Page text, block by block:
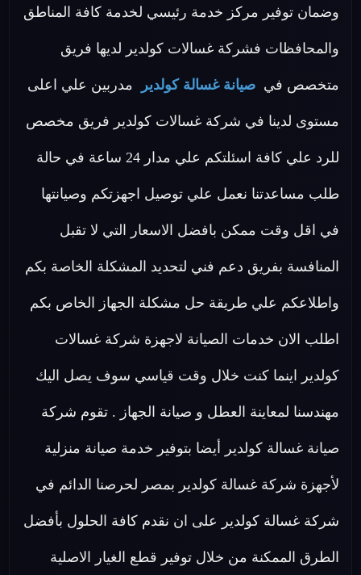
وضمان توفير مركز خدمة رئيسي لخدمة كافة المناطق
والمحافظات فشركة غسالات كولدير لديها فريق
متخصص في صيانة غسالة كولدير مدربين علي اعلى
مستوى لدينا في شركة غسالات كولدير فريق مخصص
للرد علي كافة اسئلتكم علي مدار 24 ساعة في حالة
طلب مساعدتنا نعمل علي توصيل اجهزتكم وصيانتها
في اقل وقت ممكن بافضل الاسعار التي لا تقبل
المنافسة بفريق دعم فني لتحديد المشكلة الخاصة بكم
واطلاعكم علي طريقة حل مشكلة الجهاز الخاص بكم
اطلب الان خدمات الصيانة لاجهزة شركة غسالات
كولدير اينما كنت خلال وقت قياسي سوف يصل اليك
مهندسنا لمعاينة العطل و صيانة الجهاز . تقوم شركة
صيانة غسالة كولدير أيضا بتوفير خدمة صيانة منزلية
لأجهزة شركة غسالة كولدير بمصر لحرصنا الدائم في
شركة غسالة كولدير على ان نقدم كافة الحلول بأفضل
الطرق الممكنة من خلال توفير قطع الغيار الاصلية